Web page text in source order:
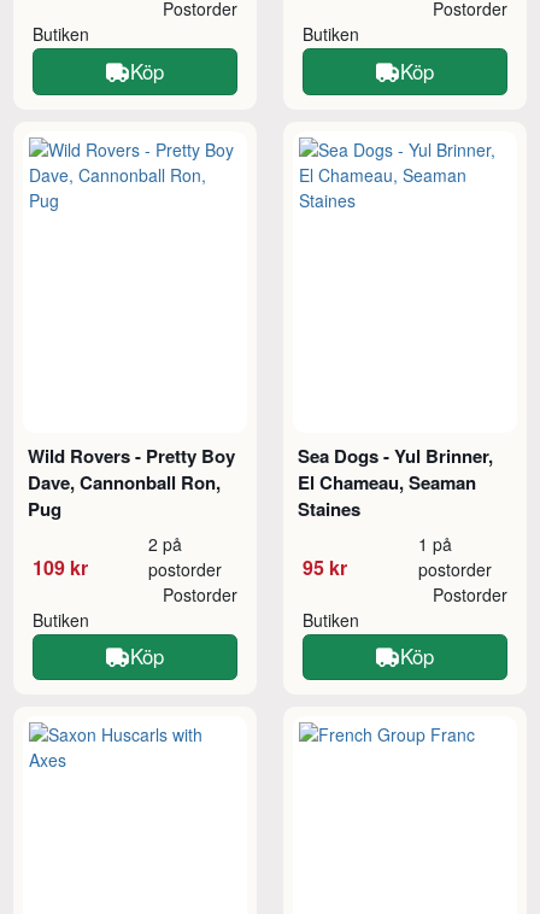
Butiken
Postorder
Köp
Butiken
Postorder
Köp
Wild Rovers - Pretty Boy
Dave, Cannonball Ron,
Pug
109 kr
2 på
postorder
Butiken
Postorder
Köp
Sea Dogs - Yul Brinner,
El Chameau, Seaman
Staines
95 kr
1 på
postorder
Butiken
Postorder
Köp